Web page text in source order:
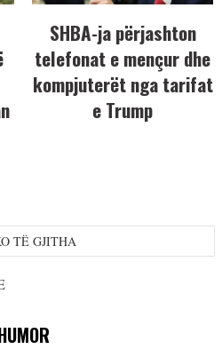
SHBA-ja përjashton
telefonat e mençur dhe
kompjuterët nga tarifat
e Trump
TË GJITHA